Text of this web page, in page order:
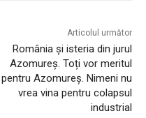
Articolul următor
România și isteria din jurul
Azomureș. Toți vor meritul
pentru Azomureș. Nimeni nu
vrea vina pentru colapsul
industrial